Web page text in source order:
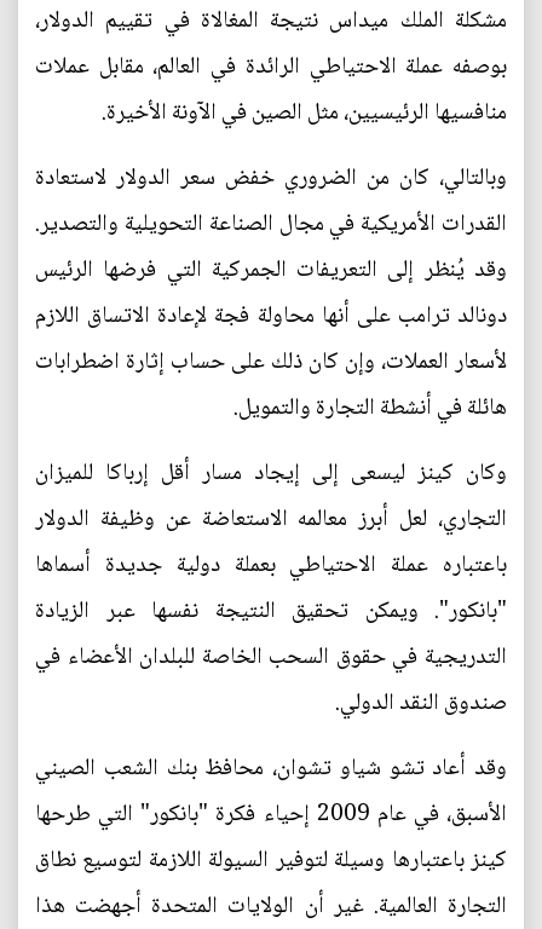
مشكلة الملك ميداس نتيجة المغالاة في تقييم الدولار،
بوصفه عملة الاحتياطي الرائدة في العالم، مقابل عملات
منافسيها الرئيسيين، مثل الصين في الآونة الأخيرة.
وبالتالي، كان من الضروري خفض سعر الدولار لاستعادة
القدرات الأمريكية في مجال الصناعة التحويلية والتصدير.
وقد يُنظر إلى التعريفات الجمركية التي فرضها الرئيس
دونالد ترامب على أنها محاولة فجة لإعادة الاتساق اللازم
لأسعار العملات، وإن كان ذلك على حساب إثارة اضطرابات
هائلة في أنشطة التجارة والتمويل.
وكان كينز ليسعى إلى إيجاد مسار أقل إرباكا للميزان
التجاري، لعل أبرز معالمه الاستعاضة عن وظيفة الدولار
باعتباره عملة الاحتياطي بعملة دولية جديدة أسماها
"بانكور". ويمكن تحقيق النتيجة نفسها عبر الزيادة
التدريجية في حقوق السحب الخاصة للبلدان الأعضاء في
صندوق النقد الدولي.
وقد أعاد تشو شياو تشوان، محافظ بنك الشعب الصيني
الأسبق، في عام 2009 إحياء فكرة "بانكور" التي طرحها
كينز باعتبارها وسيلة لتوفير السيولة اللازمة لتوسيع نطاق
التجارة العالمية. غير أن الولايات المتحدة أجهضت هذا